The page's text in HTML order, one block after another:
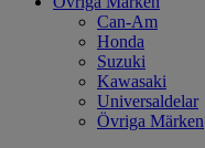
Can-Am
Honda
Suzuki
Kawasaki
Universaldelar
Övriga Märken